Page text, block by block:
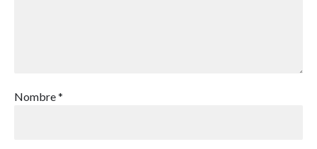
Nombre*